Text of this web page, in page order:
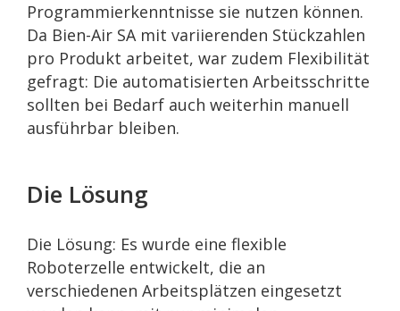
Programmierkenntnisse sie nutzen können.
Da Bien-Air SA mit variierenden Stückzahlen
pro Produkt arbeitet, war zudem Flexibilität
gefragt: Die automatisierten Arbeitsschritte
sollten bei Bedarf auch weiterhin manuell
ausführbar bleiben.
Die Lösung
Die Lösung: Es wurde eine flexible
Roboterzelle entwickelt, die an
verschiedenen Arbeitsplätzen eingesetzt